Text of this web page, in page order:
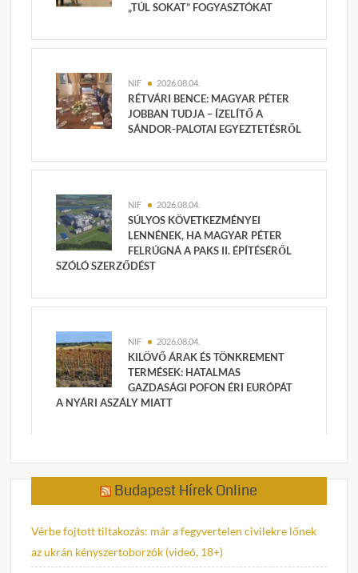
„TÚL SOKAT” FOGYASZTÓKAT
NIF 2026.08.04.
RÉTVÁRI BENCE: MAGYAR PÉTER
JOBBAN TUDJA – ÍZELÍTŐ A
SÁNDOR-PALOTAI EGYEZTETÉSRŐL
NIF 2026.08.04.
SÚLYOS KÖVETKEZMÉNYEI
LENNÉNEK, HA MAGYAR PÉTER
FELRÚGNÁ A PAKS II. ÉPÍTÉSÉRŐL
SZÓLÓ SZERZŐDÉST
NIF 2026.08.04.
KILÖVŐ ÁRAK ÉS TÖNKREMENT
TERMÉSEK: HATALMAS
GAZDASÁGI POFON ÉRI EURÓPÁT
A NYÁRI ASZÁLY MIATT
Budapest Hírek Online
Vérbe fojtott tiltakozás: már a fegyvertelen civilekre lőnek
az ukrán kényszertoborzók (videó, 18+)